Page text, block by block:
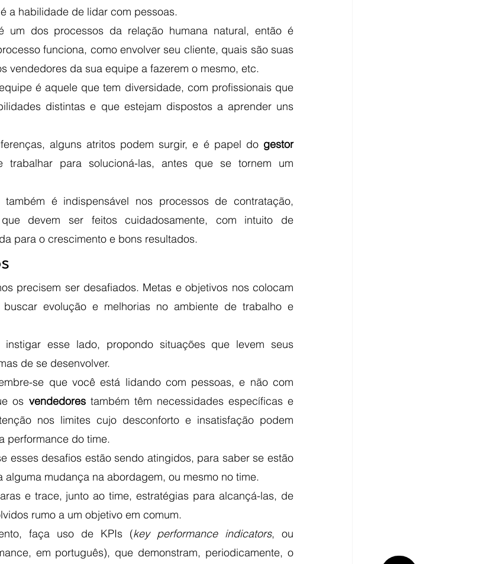
a habilidade de lidar com pessoas.
um dos processos da relação humana natural, então é
funciona, como envolver seu cliente, quais são suas
vendedores da sua equipe a fazerem o mesmo, etc.
é aquele que tem diversidade, com profissionais que
distintas e que estejam dispostos a aprender uns
alguns atritos podem surgir, e é papel do gestor
trabalhar para solucioná-las, antes que se tornem um
também é indispensável nos processos de contratação,
devem ser feitos cuidadosamente, com intuito de
para o crescimento e bons resultados.
precisem ser desafiados. Metas e objetivos nos colocam
evolução e melhorias no ambiente de trabalho e
esse lado, propondo situações que levem seus
de se desenvolver.
se que você está lidando com pessoas, e não com
os vendedores também têm necessidades específicas e
nos limites cujo desconforto e insatisfação podem
performance do time.
esses desafios estão sendo atingidos, para saber se estão
mudança na abordagem, ou mesmo no time.
e trace, junto ao time, estratégias para alcançá-las, de
rumo a um objetivo em comum.
faça uso de KPIs (key performance indicators, ou
em português), que demonstram, periodicamente, o